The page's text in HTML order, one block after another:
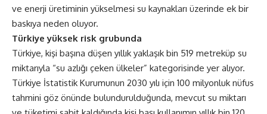
ve enerji üretiminin yükselmesi su kaynakları üzerinde ek bir
baskıya neden oluyor.
Türkiye yüksek risk grubunda
Türkiye, kişi başına düşen yıllık yaklaşık bin 519 metreküp su
miktarıyla “su azlığı çeken ülkeler” kategorisinde yer alıyor.
Türkiye İstatistik Kurumunun 2030 yılı için 100 milyonluk nüfus
tahmini göz önünde bulundurulduğunda, mevcut su miktarı